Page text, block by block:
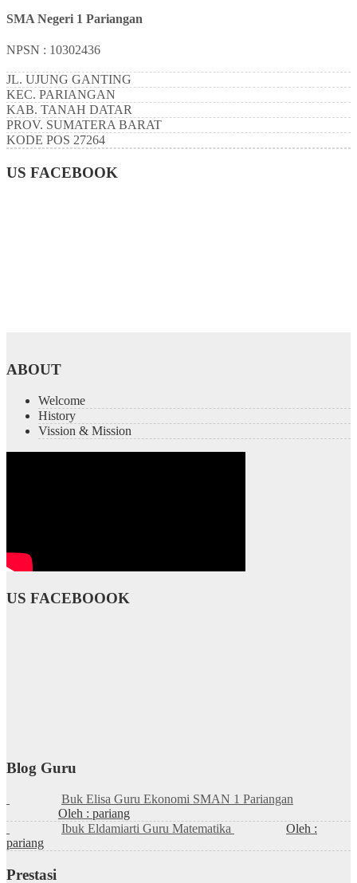
SMA Negeri 1 Pariangan
NPSN : 10302436
JL. UJUNG GANTING
KEC. PARIANGAN
KAB. TANAH DATAR
PROV. SUMATERA BARAT
KODE POS 27264
US FACEBOOK
ABOUT
Welcome
History
Vission & Mission
US FACEBOOOK
Blog Guru
Buk Elisa Guru Ekonomi SMAN 1 Pariangan
Oleh : pariang
Ibuk Eldamiarti Guru Matematika
Oleh :
pariang
Prestasi